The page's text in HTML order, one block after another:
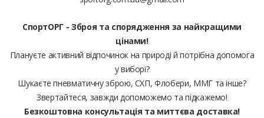
СпортОРГ - Зброя та спорядження за найкращими
цінами!
Плануєте активний відпочинок на природі й потрібна допомога
у виборі?
Шукаєте пневматичну зброю, СХП, Флобери, ММГ та інше?
Звертайтеся, завжди допоможемо та підкажемо!
Безкоштовна консультація та миттєва доставка!